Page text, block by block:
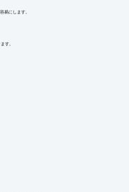
易にします。
す。